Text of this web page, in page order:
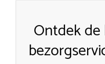
Ontdek